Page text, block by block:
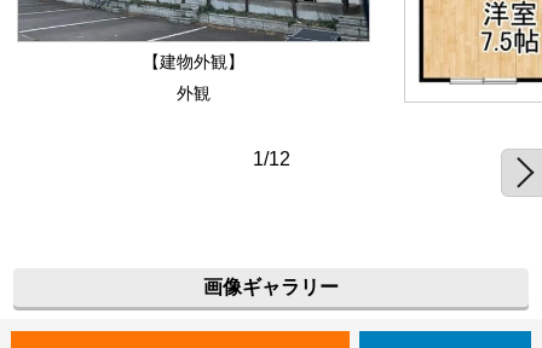
【建物外観】
外観
1/12
画像ギャラリー